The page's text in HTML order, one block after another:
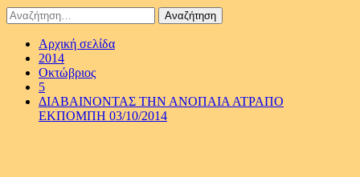
Αναζήτηση
για:
Αρχική σελίδα
2014
Οκτώβριος
5
ΔΙΑΒΑΙΝΟΝΤΑΣ ΤΗΝ ΑΝΟΠΑΙΑ ΑΤΡΑΠΟ
ΕΚΠΟΜΠΗ 03/10/2014